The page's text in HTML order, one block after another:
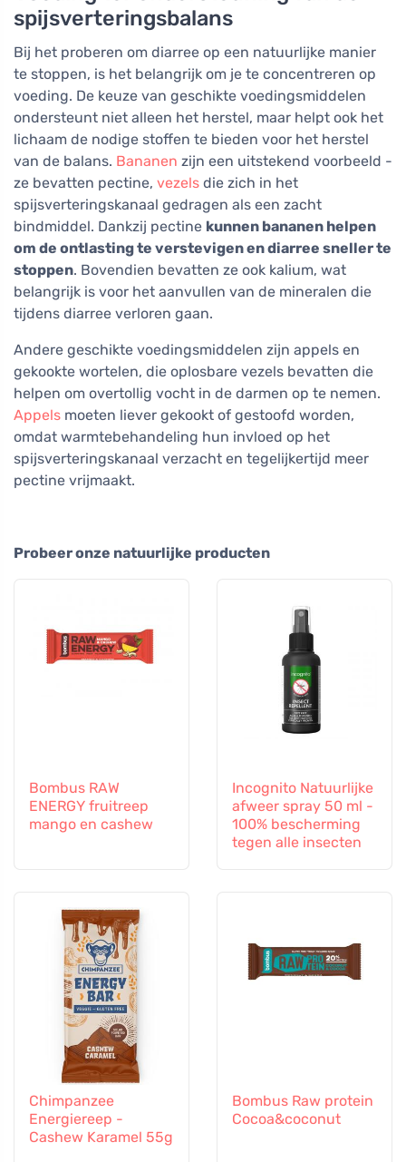
spijsverteringsbalans
Bij het proberen om diarree op een natuurlijke manier
te stoppen, is het belangrijk om je te concentreren op
voeding. De keuze van geschikte voedingsmiddelen
ondersteunt niet alleen het herstel, maar helpt ook het
lichaam de nodige stoffen te bieden voor het herstel
van de balans. Bananen zijn een uitstekend voorbeeld -
ze bevatten pectine, vezels die zich in het
spijsverteringskanaal gedragen als een zacht
bindmiddel. Dankzij pectine kunnen bananen helpen
om de ontlasting te verstevigen en diarree sneller te
stoppen. Bovendien bevatten ze ook kalium, wat
belangrijk is voor het aanvullen van de mineralen die
tijdens diarree verloren gaan.
Andere geschikte voedingsmiddelen zijn appels en
gekookte wortelen, die oplosbare vezels bevatten die
helpen om overtollig vocht in de darmen op te nemen.
Appels moeten liever gekookt of gestoofd worden,
omdat warmtebehandeling hun invloed op het
spijsverteringskanaal verzacht en tegelijkertijd meer
pectine vrijmaakt.
Probeer onze natuurlijke producten
Bombus RAW
ENERGY fruitreep
mango en cashew
Incognito Natuurlijke
afweer spray 50 ml -
100% bescherming
tegen alle insecten
Chimpanzee
Energiereep -
Cashew Karamel 55g
Bombus Raw protein
Cocoa&coconut